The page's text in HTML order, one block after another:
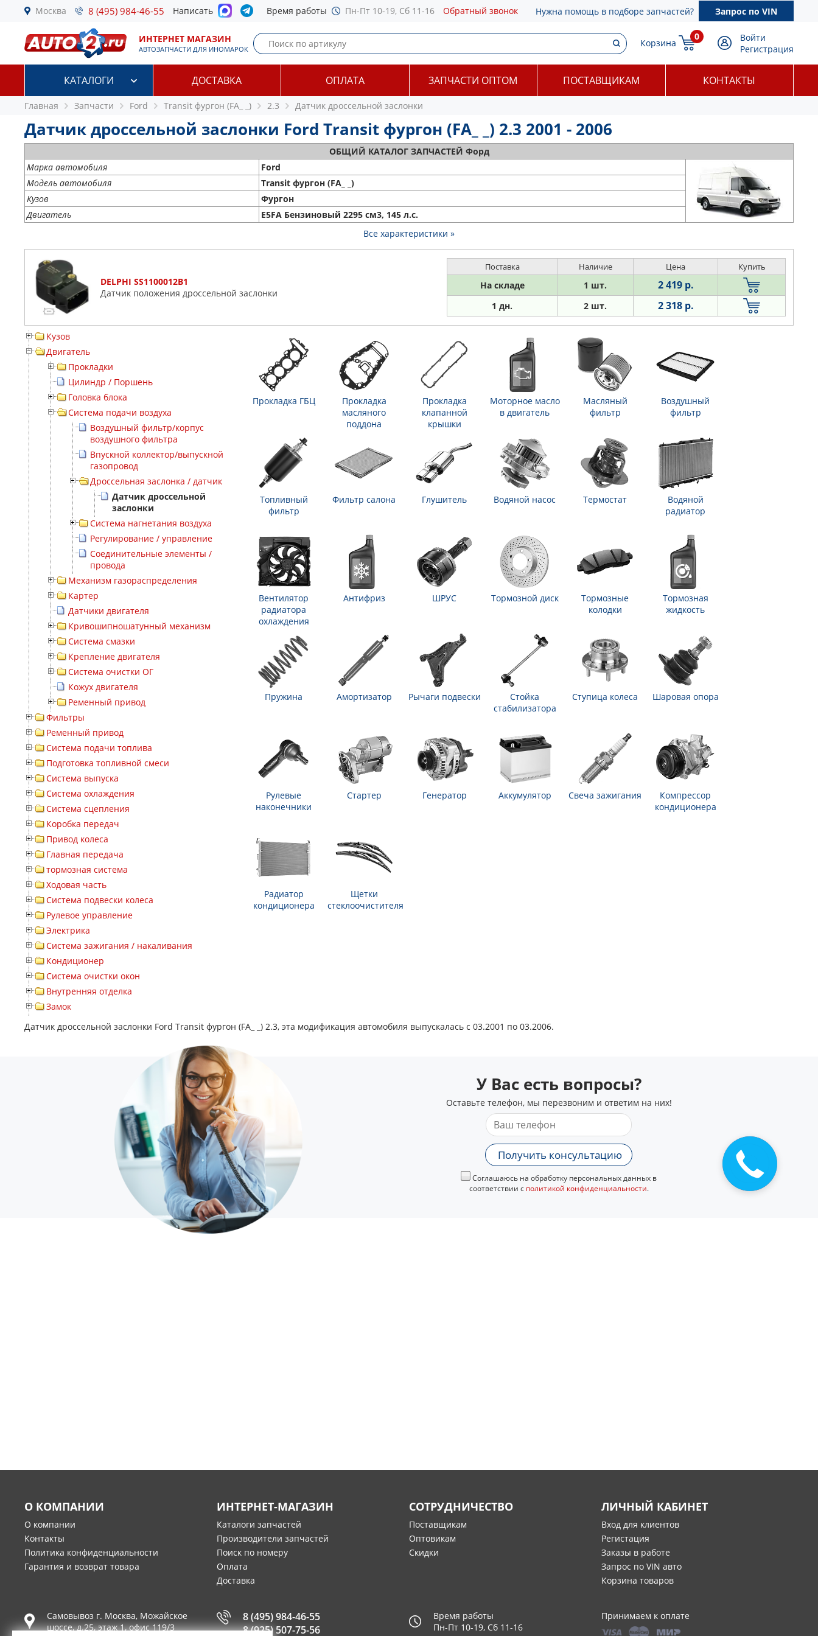
Москва 8 (495) 984-46-55 Написать Время работы Пн-Пт 10-19, Сб 11-16 Обратный звонок Нужна помощь в подборе запчастей? Запрос по VIN
ИНТЕРНЕТ МАГАЗИН
АВТОЗАПЧАСТИ ДЛЯ ИНОМАРОК
Корзина
0
Войти
Регистрация
КАТАЛОГИ ДОСТАВКА ОПЛАТА ЗАПЧАСТИ ОПТОМ ПОСТАВЩИКАМ КОНТАКТЫ
Главная Запчасти Ford Transit фургон (FA_ _) 2.3 Датчик дроссельной заслонки
Датчик дроссельной заслонки Ford Transit фургон (FA_ _) 2.3 2001 - 2006
ОБЩИЙ КАТАЛОГ ЗАПЧАСТЕЙ Форд
Марка автомобиля
Ford
Модель автомобиля
Transit фургон (FA_ _)
Кузов
Фургон
Двигатель
E5FA Бензиновый 2295 см3, 145 л.с.
Все характеристики »
DELPHI SS1100012B1
Датчик положения дроссельной заслонки
Поставка Наличие Цена Купить
На складе 1 шт. 2 419 р.
1 дн. 2 шт. 2 318 р.
Кузов
Двигатель
Прокладки
Цилиндр / Поршень
Головка блока
Система подачи воздуха
Воздушный фильтр/корпус
воздушного фильтра
Впускной коллектор/выпускной
газопровод
Дроссельная заслонка / датчик
Датчик дроссельной
заслонки
Система нагнетания воздуха
Регулирование / управление
Соединительные элементы /
провода
Механизм газораспределения
Картер
Датчики двигателя
Кривошипношатунный механизм
Система смазки
Крепление двигателя
Система очистки ОГ
Кожух двигателя
Ременный привод
Фильтры
Ременный привод
Система подачи топлива
Подготовка топливной смеси
Система выпуска
Система охлаждения
Система сцепления
Коробка передач
Привод колеса
Главная передача
тормозная система
Ходовая часть
Система подвески колеса
Рулевое управление
Электрика
Система зажигания / накаливания
Кондиционер
Система очистки окон
Внутренняя отделка
Замок
Прокладка ГБЦ
Прокладка
масляного
поддона
Прокладка
клапанной
крышки
Моторное масло
в двигатель
Масляный
фильтр
Воздушный
фильтр
Топливный
фильтр
Фильтр салона Глушитель Водяной насос Термостат
Водяной
радиатор
Вентилятор
радиатора
охлаждения
Антифриз ШРУС Тормозной диск
Тормозные
колодки
Тормозная
жидкость
Пружина Амортизатор Рычаги подвески
Стойка
стабилизатора
Ступица колеса Шаровая опора
Рулевые
наконечники
Стартер Генератор Аккумулятор Свеча зажигания
Компрессор
кондиционера
Радиатор
кондиционера
Щетки
стеклоочистителя
Датчик дроссельной заслонки Ford Transit фургон (FA_ _) 2.3, эта модификация автомобиля выпускалась с 03.2001 по 03.2006.
У Вас есть вопросы?
Оставьте телефон, мы перезвоним и ответим на них!
Получить консультацию
Соглашаюсь на обработку персональных данных в
соответствии с политикой конфиденциальности.
О КОМПАНИИ
О компании
Контакты
Политика конфиденциальности
Гарантия и возврат товара
ИНТЕРНЕТ-МАГАЗИН
Каталоги запчастей
Производители запчастей
Поиск по номеру
Оплата
Доставка
СОТРУДНИЧЕСТВО
Поставщикам
Оптовикам
Скидки
ЛИЧНЫЙ КАБИНЕТ
Вход для клиентов
Регистация
Заказы в работе
Запрос по VIN авто
Корзина товаров
Самовывоз г. Москва, Можайское
шоссе, д.25, этаж 1, офис 119/3
8 (495) 984-46-55
8 (925) 507-75-56
Время работы
Пн-Пт 10-19, Сб 11-16
Принимаем к оплате
Закажите
звонок